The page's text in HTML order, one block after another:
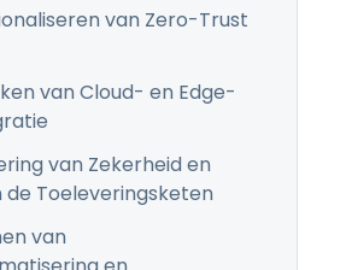
van Zero-Trust
van Cloud- en Edge-
van Zekerheid en
Toeleveringsketen
van